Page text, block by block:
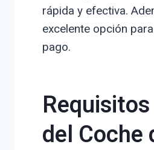
rápida y efectiva.
excelente opción
pago.
del Coche